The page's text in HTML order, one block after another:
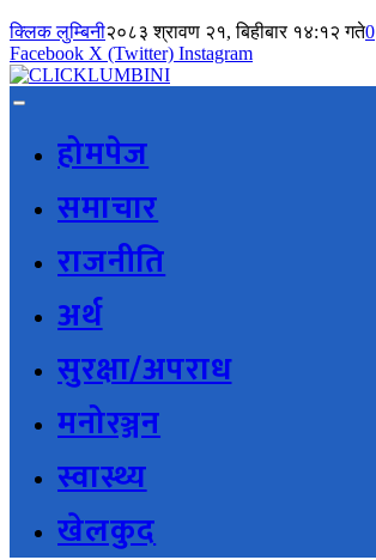
क्लिक लुम्बिनी२०८३ श्रावण २१, बिहीबार १४:१२ गते0
Facebook X (Twitter) Instagram
होमपेज
समाचार
राजनीति
अर्थ
सुरक्षा/अपराध
मनोरञ्जन
स्वास्थ्य
खेलकुद